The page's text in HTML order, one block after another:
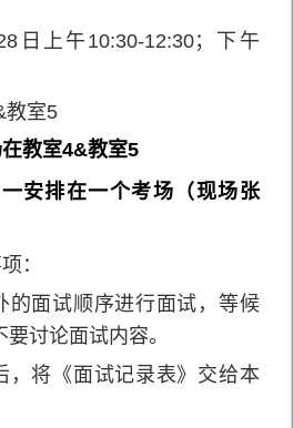
上午10:30-12:30；下午
室5
教室4&教室5
安排在一个考场（现场张
：
面试顺序进行面试，等候
讨论面试内容。
将《面试记录表》交给本